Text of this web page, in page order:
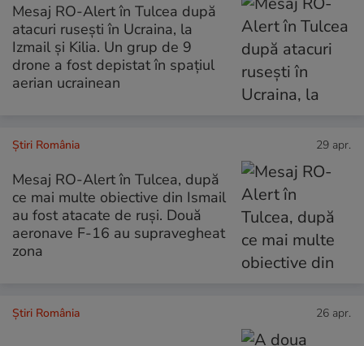
Mesaj RO-Alert în Tulcea după
atacuri rusești în Ucraina, la
Izmail și Kilia. Un grup de 9
drone a fost depistat în spațiul
aerian ucrainean
Știri România 29 apr.
Mesaj RO-Alert în Tulcea, după
ce mai multe obiective din Ismail
au fost atacate de ruși. Două
aeronave F-16 au supravegheat
zona
Știri România 26 apr.